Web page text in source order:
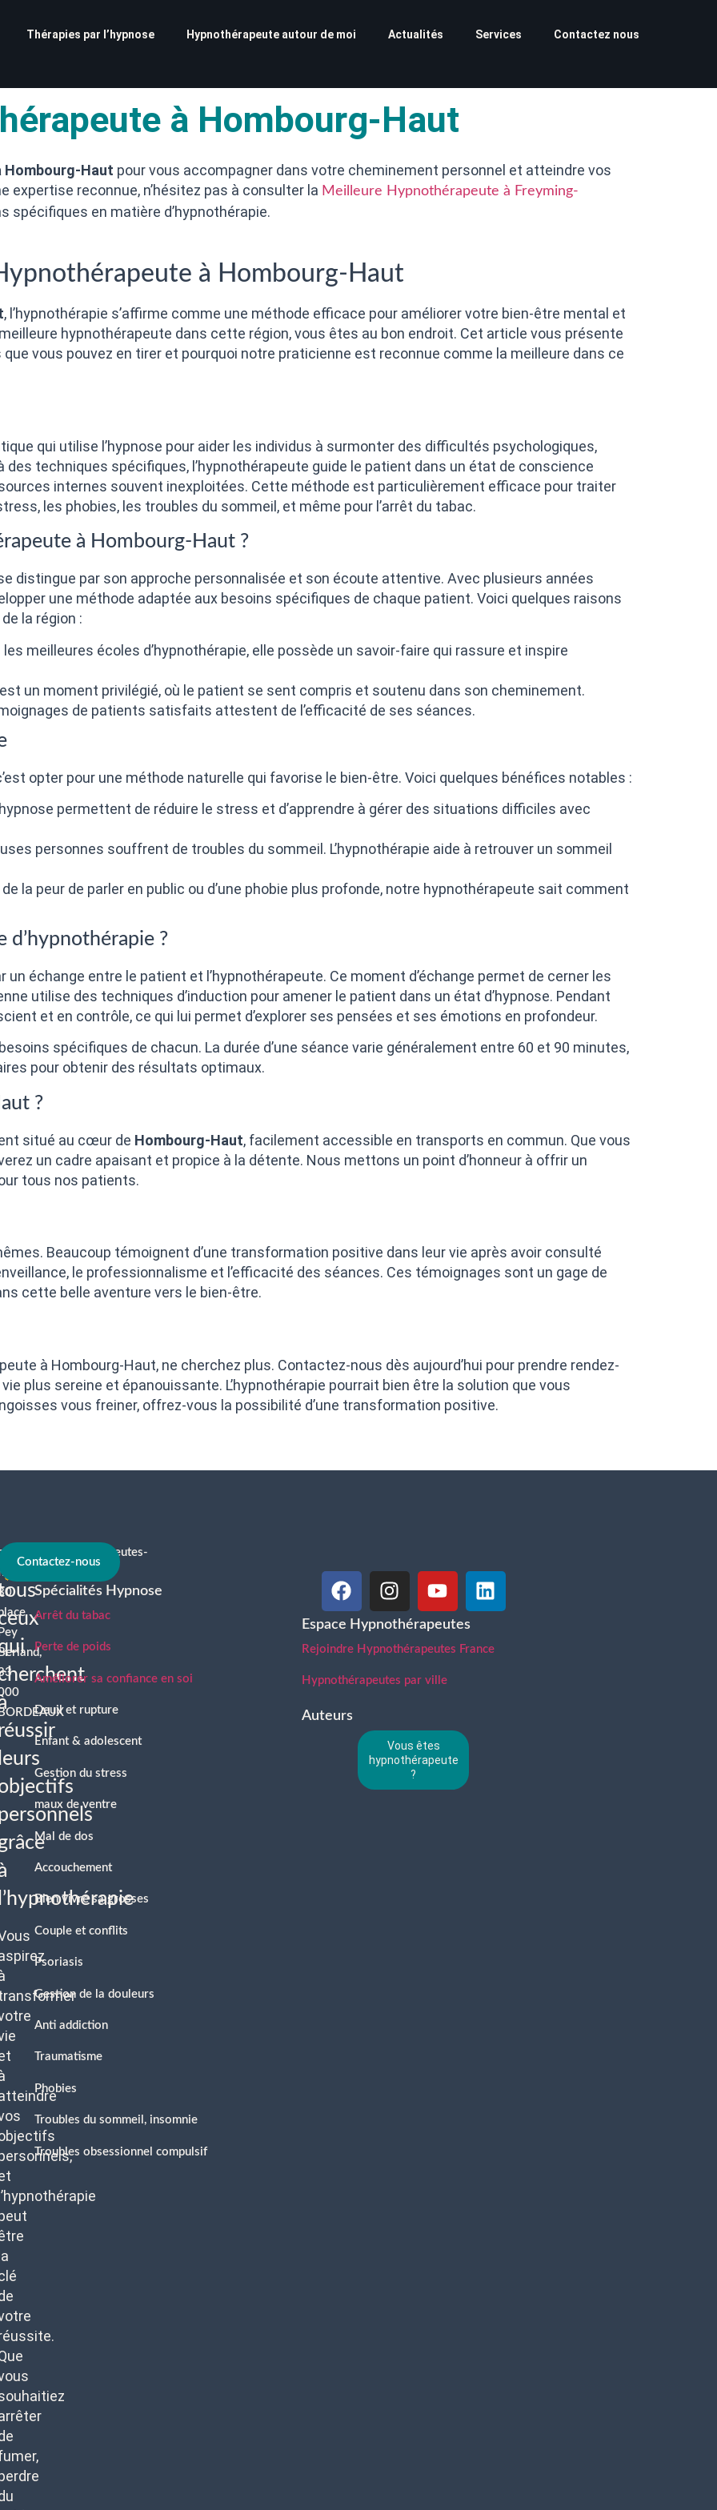
Thérapies par l’hypnose Hypnothérapeute autour de moi Actualités Services Contactez nous
à Hombourg-Haut
Hombourg-Haut pour vous accompagner dans votre cheminement personnel et atteindre vos
reconnue, n’hésitez pas à consulter la Meilleure Hypnothérapeute à Freyming-
spécifiques en matière d’hypnothérapie.
à Hombourg-Haut
, l’hypnothérapie s’affirme comme une méthode efficace pour améliorer votre bien-être mental et
hypnothérapeute dans cette région, vous êtes au bon endroit. Cet article vous présente
que vous pouvez en tirer et pourquoi notre praticienne est reconnue comme la meilleure dans ce
qui utilise l’hypnose pour aider les individus à surmonter des difficultés psychologiques,
des techniques spécifiques, l’hypnothérapeute guide le patient dans un état de conscience
internes souvent inexploitées. Cette méthode est particulièrement efficace pour traiter
les phobies, les troubles du sommeil, et même pour l’arrêt du tabac.
à Hombourg-Haut ?
distingue par son approche personnalisée et son écoute attentive. Avec plusieurs années
une méthode adaptée aux besoins spécifiques de chaque patient. Voici quelques raisons
la région :
les meilleures écoles d’hypnothérapie, elle possède un savoir-faire qui rassure et inspire
un moment privilégié, où le patient se sent compris et soutenu dans son cheminement.
de patients satisfaits attestent de l’efficacité de ses séances.
opter pour une méthode naturelle qui favorise le bien-être. Voici quelques bénéfices notables :
permettent de réduire le stress et d’apprendre à gérer des situations difficiles avec
personnes souffrent de troubles du sommeil. L’hypnothérapie aide à retrouver un sommeil
de la peur de parler en public ou d’une phobie plus profonde, notre hypnothérapeute sait comment
d’hypnothérapie ?
un échange entre le patient et l’hypnothérapeute. Ce moment d’échange permet de cerner les
utilise des techniques d’induction pour amener le patient dans un état d’hypnose. Pendant
et en contrôle, ce qui lui permet d’explorer ses pensées et ses émotions en profondeur.
spécifiques de chacun. La durée d’une séance varie généralement entre 60 et 90 minutes,
pour obtenir des résultats optimaux.
?
situé au cœur de Hombourg-Haut, facilement accessible en transports en commun. Que vous
un cadre apaisant et propice à la détente. Nous mettons un point d’honneur à offrir un
tous nos patients.
Beaucoup témoignent d’une transformation positive dans leur vie après avoir consulté
le professionnalisme et l’efficacité des séances. Ces témoignages sont un gage de
cette belle aventure vers le bien-être.
à Hombourg-Haut, ne cherchez plus. Contactez-nous dès aujourd’hui pour prendre rendez-
plus sereine et épanouissante. L’hypnothérapie pourrait bien être la solution que vous
vous freiner, offrez-vous la possibilité d’une transformation positive.
leurs
l’hypnothérapie
l’hypnothérapie
la
Pey
BORDEAUX
Contactez-nous
Spécialités Hypnose
Arrêt du tabac
Perte de poids
Améliorer sa confiance en soi
Deuil et rupture
Enfant & adolescent
Gestion du stress
maux de ventre
Mal de dos
Accouchement
Bien vivre sa grosses
Couple et conflits
Psoriasis
Gestion de la douleurs
Anti addiction
Traumatisme
Phobies
Troubles du sommeil, insomnie
Troubles obsessionnel compulsif
Espace Hypnothérapeutes
Rejoindre Hypnothérapeutes France
Hypnothérapeutes par ville
Auteurs
Vous êtes
hypnothérapeute
?